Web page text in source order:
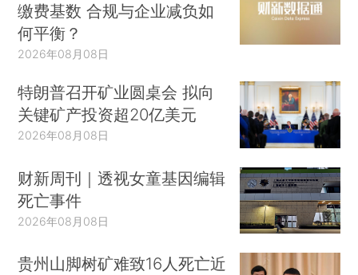
缴费基数 合规与企业减负如
何平衡？
2026年08月08日
特朗普召开矿业圆桌会 拟向
关键矿产投资超20亿美元
2026年08月08日
财新周刊｜透视女童基因编辑
死亡事件
2026年08月08日
贵州山脚树矿难致16人死亡近